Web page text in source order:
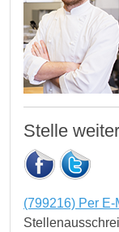
Stelle
(799216) Per